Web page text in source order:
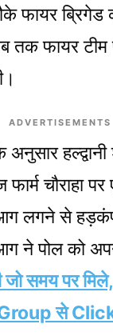
फायर ब्रिगेड
तक फायर
ADVERTISEMENTS
अनुसार
चौराहा
लगने से
ने पोल को
जो समय पर
से